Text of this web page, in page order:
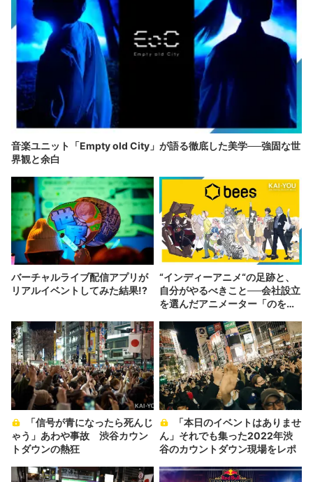
音楽ユニット「Empty old City」が語る徹底した美学──強固な世
界観と余白
バーチャルライブ配信アプリが
リアルイベントしてみた結果!?
“インディーアニメ“の足跡と、
自分がやるべきこと──会社設立
を選んだアニメーター「のを
ゃう」あわや事故 渋谷カウン
トダウンの熱狂
ん」それでも集った2022年渋
谷のカウントダウン現場をレポ